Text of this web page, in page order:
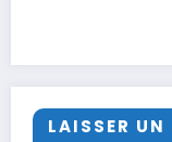
LAISSER